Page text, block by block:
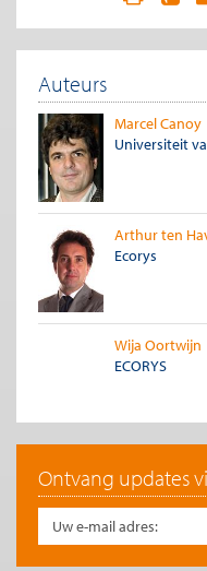
Er is dus meer nodig
wijzen. De overheid
samenwerking met het
zorgverleners. In
een rol. Meer dan nu
stimuleren hun gedrag te
en strikte
deelname aan
gebruiken als
verzekeringswereld nog
Versimpel toezicht
Tot slot kan de overheid
de zorg door het
het nieuwe stelsel geven
te ontplooien. De
maar geeft blijk van
zorgprofessionals. Ze
Een overgang naar
regels en strenge
winst op. Een voorbeeld
Auteurs
Marcel Canoy
Universiteit
Arthur ten
Ecorys
Wija Oortwijn
ECORYS
Ontvang updates